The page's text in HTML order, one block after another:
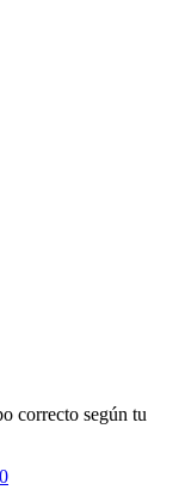
correcto según tu